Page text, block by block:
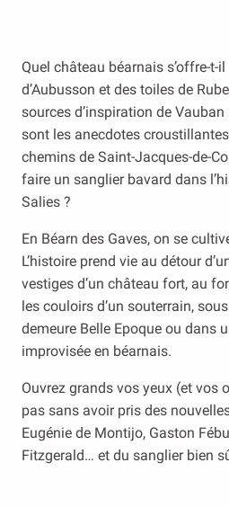
Quel château béarnais s’offre-t-
d’Aubusson et des toiles de
sources d’inspiration de
sont les anecdotes
chemins de Saint-Jacques-de-
faire un sanglier bavard dans
Salies ?
En Béarn des Gaves, on se
L’histoire prend vie au détour
vestiges d’un château fort, au
les couloirs d’un souterrain,
demeure Belle Epoque ou dans
improvisée en béarnais.
Ouvrez grands vos yeux (et vos
pas sans avoir pris des
Eugénie de Montijo, Gaston
Fitzgerald… et du sanglier bien